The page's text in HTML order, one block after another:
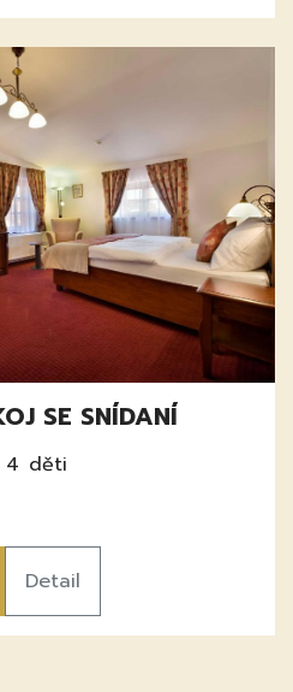
SE SNÍDANÍ
4 děti
Detail